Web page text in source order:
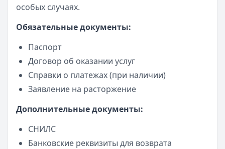
особых случаях.
Обязательные документы:
Паспорт
Договор об оказании услуг
Справки о платежах (при наличии)
Заявление на расторжение
Дополнительные документы:
СНИЛС
Банковские реквизиты для возврата